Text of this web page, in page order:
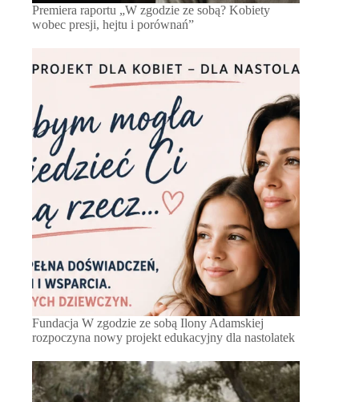
Premiera raportu „W zgodzie ze sobą? Kobiety
wobec presji, hejtu i porównań”
Fundacja W zgodzie ze sobą Ilony Adamskiej
rozpoczyna nowy projekt edukacyjny dla nastolatek